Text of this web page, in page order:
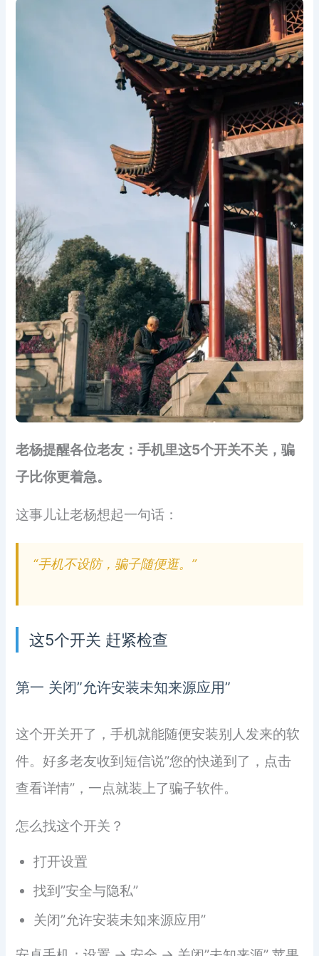
老杨提醒各位老友：手机里这5个开关不关，骗
子比你更着急。
这事儿让老杨想起一句话：
“手机不设防，骗子随便逛。”
这5个开关 赶紧检查
第一 关闭”允许安装未知来源应用”
这个开关开了，手机就能随便安装别人发来的软
件。好多老友收到短信说”您的快递到了，点击
查看详情”，一点就装上了骗子软件。
怎么找这个开关？
打开设置
找到”安全与隐私”
关闭”允许安装未知来源应用”